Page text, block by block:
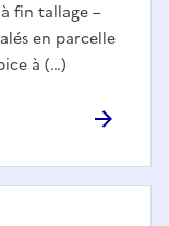
à fin tallage –
en parcelle
à (…)